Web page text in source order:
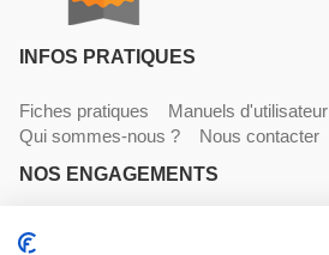
INFOS PRATIQUES
Fiches pratiques
Manuels d'utilisateur
Qui sommes-nous ?
Nous contacter
NOS ENGAGEMENTS
Livraisons